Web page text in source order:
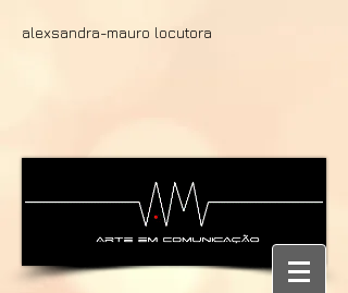
alexsandra-mauro locutora